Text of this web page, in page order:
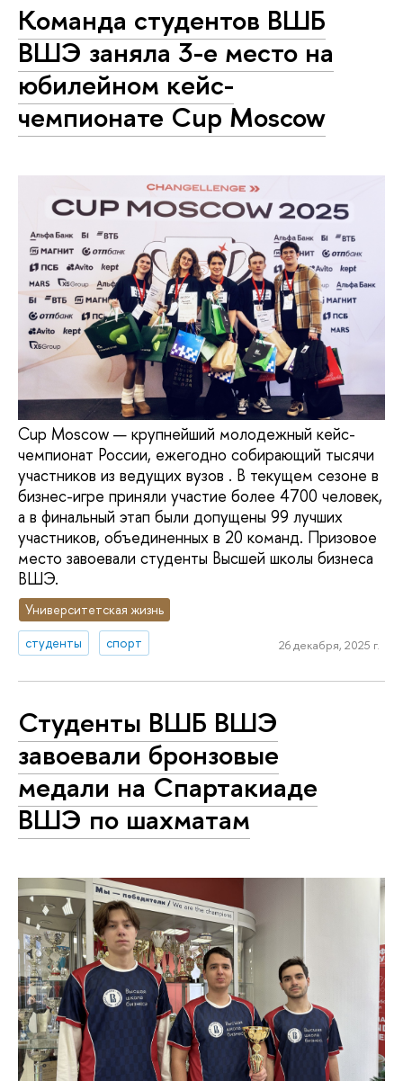
Команда студентов ВШБ
ВШЭ заняла 3-е место на
юбилейном кейс-
чемпионате Cup Moscow
Сup Moscow — крупнейший молодежный кейс-
чемпионат России, ежегодно собирающий тысячи
участников из ведущих вузов . В текущем сезоне в
бизнес-игре приняли участие более 4700 человек,
а в финальный этап были допущены 99 лучших
участников, объединенных в 20 команд. Призовое
место завоевали студенты Высшей школы бизнеса
ВШЭ.
Университетская жизнь
студенты
спорт 26 декабря, 2025 г.
Студенты ВШБ ВШЭ
завоевали бронзовые
медали на Спартакиаде
ВШЭ по шахматам